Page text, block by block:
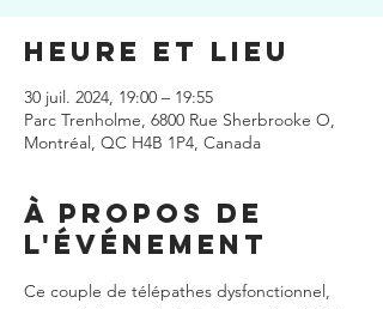
Heure et lieu
30 juil. 2024, 19:00 – 19:55
Parc Trenholme, 6800 Rue Sherbrooke O,
Montréal, QC H4B 1P4, Canada
À propos de
l'événement
Ce couple de télépathes dysfonctionnel,